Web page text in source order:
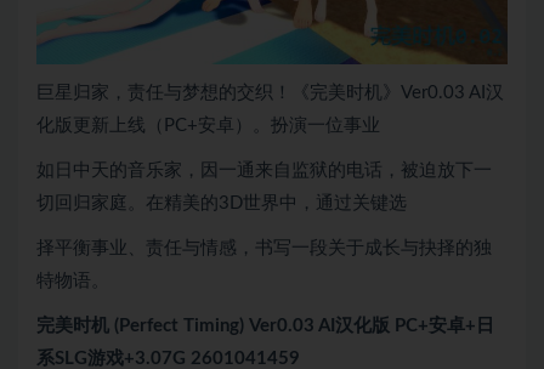
巨星归家，责任与梦想的交织！《完美时机》Ver0.03 AI汉
化版更新上线（PC+安卓）。扮演一位事业
如日中天的音乐家，因一通来自监狱的电话，被迫放下一
切回归家庭。在精美的3D世界中，通过关键选
择平衡事业、责任与情感，书写一段关于成长与抉择的独
特物语。
完美时机 (Perfect Timing) Ver0.03 AI汉化版 PC+安卓+日
系SLG游戏+3.07G 2601041459